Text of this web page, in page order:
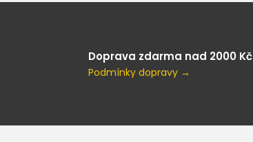
Doprava zdarma nad 2000 Kč
Podmínky dopravy →